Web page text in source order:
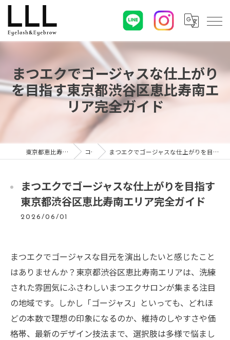
まつエクでゴージャスな仕上がり
を目指す東京都渋谷区恵比寿南エ
リア完全ガイド
東京都恵比寿のマツエクならLLL コラム まつエクでゴージャスな仕上がりを目指す東京都渋谷区恵比寿南エリア完全ガイド
まつエクでゴージャスな仕上がりを目指す
東京都渋谷区恵比寿南エリア完全ガイド
2026/06/01
まつエクでゴージャスな目元を演出したいと感じたこと
はありませんか？東京都渋谷区恵比寿南エリアは、洗練
された雰囲気にふさわしいまつエクサロンが集まる注目
の地域です。しかし「ゴージャス」といっても、どれほ
どの本数で理想の印象になるのか、維持のしやすさや価
格帯、最新のデザイン技法まで、選択肢は多様で悩まし